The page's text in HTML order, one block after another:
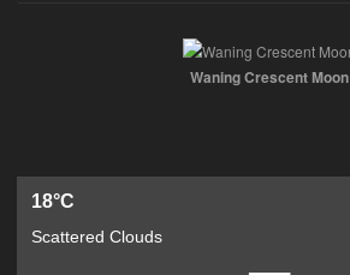
Waning Crescent Moon
18°C
Scattered Clouds